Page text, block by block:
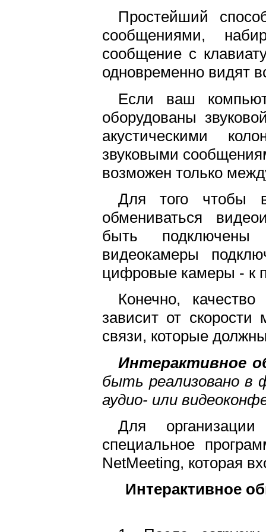
Простейший
сообщениями,
сообщение с
одновременно видят
Если ваш
оборудованы
акустическими
звуковыми
возможен только
Для того чтобы
обмениваться
быть подключены
видеокамеры
цифровые камеры - к
Конечно,
зависит от скорости
связи, которые
Интерактивное
быть реализовано в
аудио- или
Для организации
специальное
NetMeeting, которая
Интерактивное